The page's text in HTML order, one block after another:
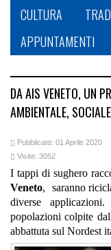
CULTURA
APPUNTAMENTI
DA AIS VENETO, UN
AMBIENTALE,
Pubblicato: 01 Aprile 2020
Visite: 3052
I tappi di sughero
Veneto, saranno
diverse
popolazioni colpite
abbattuta sul Nordest